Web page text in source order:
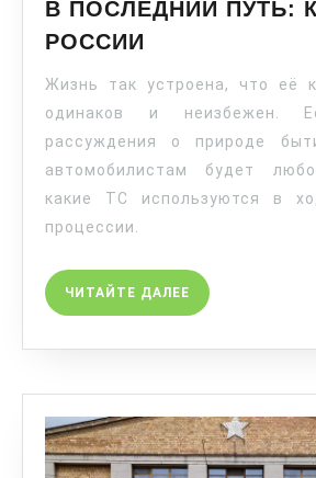
В ПОСЛЕДНИЙ ПУТЬ:
РОССИИ
Жизнь так устроена, что её
одинаков и неизбежен.
рассуждения о природе
автомобилистам будет
какие ТС используются в
процессии.
ЧИТАЙТЕ ДАЛЕЕ